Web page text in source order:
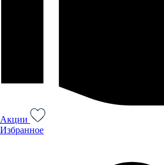
Акции
Избранное